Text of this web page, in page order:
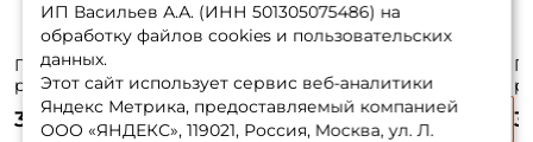
Груза "чебурашки"
разборные CF
вольфрам 3гр.
чёрный 3 шт.
340 ₽
разборные CF
вольфрам 5гр.
золото 2 шт.
380 ₽
разборные CF
вольфрам 5гр.
серебро 2 шт.
340 ₽
ИП Васильев А.А. (ИНН 501305075486) на
обработку файлов cookies и пользовательских
данных.
Этот сайт использует сервис веб-аналитики
Яндекс Метрика, предоставляемый компанией
ООО «ЯНДЕКС», 119021, Россия, Москва, ул. Л.